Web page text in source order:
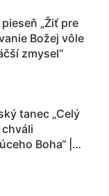
„Žiť pre
Božej vôle
zmysel“
tanec „Celý
Boha“ |